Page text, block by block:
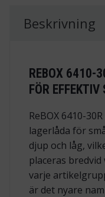
Beskrivning
REBOX 6410-
FÖR
ReBOX 6410-
lagerlåda för
djup och låg,
placeras
varje
är det nyare